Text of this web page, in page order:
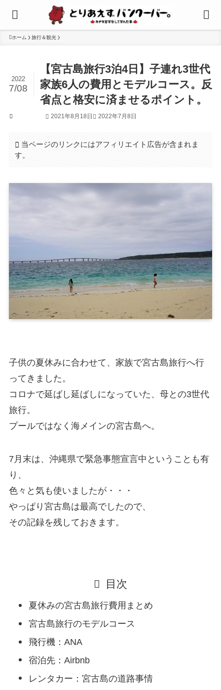
ホーム 旅行＆観光
【宮古島旅行3泊4日】子連れ3世代
家族6人の費用とモデルコース。反
省点と格安に済ませるポイント。
2022
7/08
2021年8月18日 2022年7月8日
当ページのリンクにはアフィリエイト広告が含まれま
す。
子供の夏休みに合わせて、家族で宮古島旅行へ行
ってきました。
コロナで延ばし延ばしになっていた、母との3世代
旅行。
プールではなく海メインの宮古島へ。
7月末は、沖縄県で緊急事態宣言中ということも有
り、
色々と気も使いましたが・・・
やっぱり宮古島は最高でしたので、
その記録を残しておきます。
目次
夏休みの宮古島旅行費用まとめ
宮古島旅行のモデルコース
飛行機：ANA
宿泊先：Airbnb
レンタカー：宮古島の道路事情